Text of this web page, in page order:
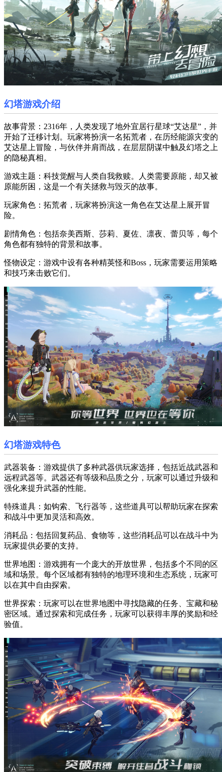
幻塔游戏介绍
故事背景：2316年，人类发现了地外宜居行星球“艾达星”，并
开始了迁移计划。玩家将扮演一名拓荒者，在历经能源灾变的
艾达星上冒险，与伙伴并肩而战，在层层阴谋中触及幻塔之上
的隐秘真相。
游戏主题：科技觉醒与人类自我救赎。人类需要原能，却又被
原能所困，这是一个有关拯救与毁灭的故事。
玩家角色：拓荒者，玩家将扮演这一角色在艾达星上展开冒
险。
剧情角色：包括奈美西斯、莎莉、夏佐、凛夜、蕾贝等，每个
角色都有独特的背景和故事。
怪物设定：游戏中设有各种精英怪和Boss，玩家需要运用策略
和技巧来击败它们。
幻塔游戏特色
武器装备：游戏提供了多种武器供玩家选择，包括近战武器和
远程武器等。武器还有等级和品质之分，玩家可以通过升级和
强化来提升武器的性能。
特殊道具：如钩索、飞行器等，这些道具可以帮助玩家在探索
和战斗中更加灵活和高效。
消耗品：包括回复药品、食物等，这些消耗品可以在战斗中为
玩家提供必要的支持。
世界地图：游戏拥有一个庞大的开放世界，包括多个不同的区
域和场景。每个区域都有独特的地理环境和生态系统，玩家可
以在其中自由探索。
世界探索：玩家可以在世界地图中寻找隐藏的任务、宝藏和秘
密区域。通过探索和完成任务，玩家可以获得丰厚的奖励和经
验值。